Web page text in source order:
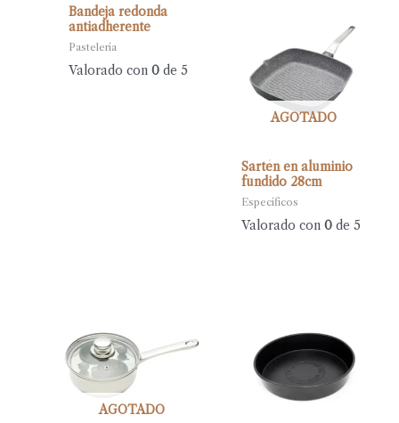
Bandeja redonda
antiadherente
Pastelería
Valorado con0 de 5
AGOTADO
Sartén en aluminio
fundido 28cm
Específicos
Valorado con 0de 5
AGOTADO